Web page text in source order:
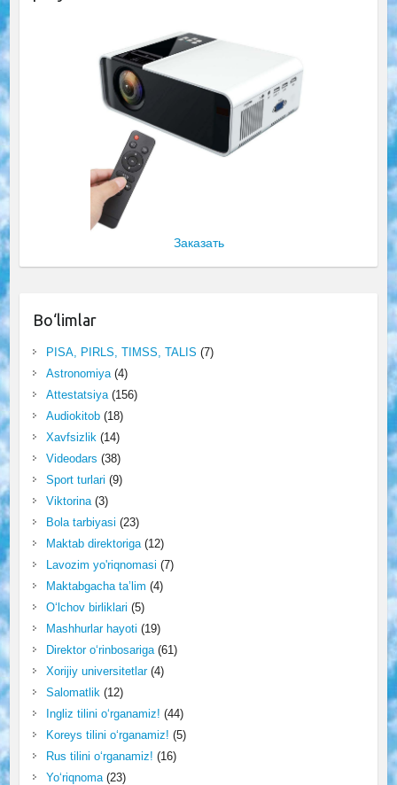
Заказать
Bo‘limlar
PISA, PIRLS, TIMSS, TALIS (7)
Astronomiya(4)
Attestatsiya(156)
Audiokitob(18)
Xavfsizlik (14)
Videodars (38)
Sport turlari (9)
Viktorina(3)
Bola tarbiyasi (23)
Maktab direktoriga(12)
Lavozim yo'riqnomasi (7)
Maktabgacha ta’lim (4)
O‘lchov birliklari (5)
Mashhurlar hayoti (19)
Direktor o‘rinbosariga(61)
Xorijiy universitetlar(4)
Salomatlik (12)
Ingliz tilini o‘rganamiz! (44)
Koreys tilini o‘rganamiz! (5)
Rus tilini o‘rganamiz! (16)
Yo‘riqnoma(23)